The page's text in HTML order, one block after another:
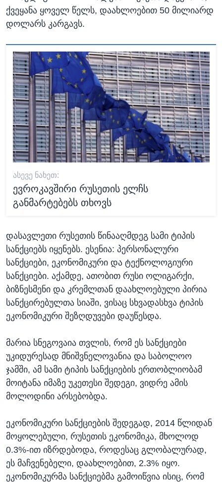
ქვეყანა ყოველ წელს, დაახლოებით 50 მილიარდ
დოლარს კარგავს.
ᲐᲡᲔᲕᲔ ᲜᲐᲮᲔᲗ:
ევროკავშირი რუსეთის ელჩს
განმარტებებს თხოვს
დასავლეთი რუსეთის წინააღმდეგ სამი ტიპის
სანქციებს იყენებს. ესენია: პერსონალური
სანქციები, ეკონომიკური და ტექნოლოგიური
სანქციები. აქამდე, ათობით რუსი ოლიგარქი,
ბიზნესმენი და კრემლთან დაახლოებული პირია
სანქცირებულთა სიაში, ვისაც სხვადასხვა ტიპის
ეკონომიკური შეზღდუვები დაუწესდა.
მარია სნეგოვაია თვლის, რომ ეს სანქციები
უკიდურესად მნიშვნელოვანია და საბოლოო
ჯამში, ამ სამი ტიპის სანქციების ერთობლიობამ
მოიტანა იმაზე უკეთესი შედეგი, ვიდრე ამის
მოლოდინი არსებობდა.
ეკონომიკური სანქციების შედეგად, 2014 წლიდან
მოყოლებული, რუსეთის ეკონომიკა, მხოლოდ
0.3%-ით იზრდებოდა, როდესაც გლობალურად,
ეს მაჩვენებელი, დაახლოებით, 2.3% იყო.
ეკონომიკურმა სანქციებმა გამოიწვია ისიც, რომ